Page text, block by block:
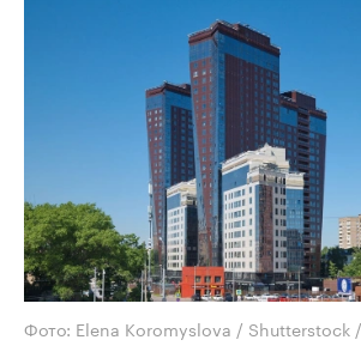
Фото: Elena Koromyslova / Shutterstock